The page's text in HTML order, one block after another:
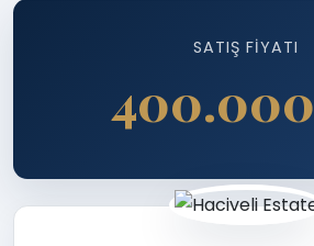
SATIŞ FIYATI
400.000